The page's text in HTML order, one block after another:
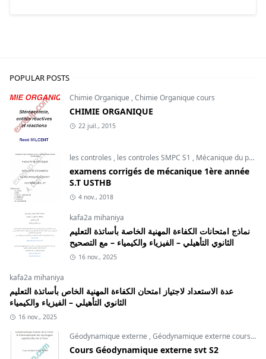
POPULAR POSTS
Chimie Organique ,Chimie Organique cours
CHIMIE ORGANIQUE
22 juil., 2015
les controles , les controles SMPC S1 , Mécanique du point
examens corrigés de mécanique 1ère année
S.T USTHB
4 nov., 2018
kafa2a mihaniya
نماذج امتحانات الكفاءة المهنية الخاصة بأساتذة التعليم
الثانوي التأهيلي – الفيزياء والكيمياء – مع التصحيح
16 nov., 2025
kafa2a mihaniya
عدة الاستعداد لاجتياز امتحان الكفاءة المهنية الخاص بأساتذة التعليم
الثانوي التأهيلي – الفيزياء والكيمياء
16 nov., 2025
Géodynamique externe ,Géodynamique externe cours ,
Cours Géodynamique externe svt S2